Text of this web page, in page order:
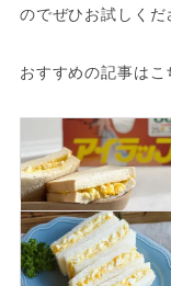
のでぜひお試しくだ
おすすめの記事は